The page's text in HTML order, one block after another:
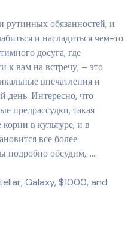
рутинных обязанностей, и
и насладиться чем-то
досуга, где
к вам на встречу, – это
впечатления и
день. Интересно, что
предрассудки, такая
корни в культуре, и в
все более
подробно обсудим,…...
Galaxy, $1000, and